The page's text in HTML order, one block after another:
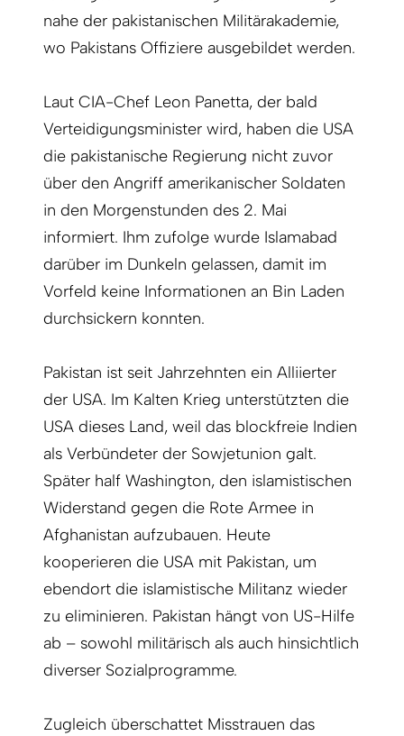
nahe der pakistanischen Militärakademie,
wo Pakis­tans Offiziere ausgebildet werden.
Laut CIA-Chef Leon Panetta, der bald
Verteidigungsminister wird, haben die USA
die pakistanische Regierung nicht zuvor
über den Angriff amerikanischer Soldaten
in den Morgenstunden des 2. Mai
informiert. Ihm zufolge wurde Islamabad
darüber im Dunkeln gelassen, damit im
Vorfeld keine Informationen an Bin Laden
durchsickern konnten.
Pakistan ist seit Jahrzehnten ein Alliierter
der USA. Im Kalten Krieg unterstützten die
USA dieses Land, weil das blockfreie Indien
als Verbündeter der Sowjetunion galt.
Später half Washington, den islamistischen
Widerstand gegen die Rote Armee in
Afghanistan aufzubauen. Heute
kooperieren die USA mit Pakistan, um
ebendort die islamistische Militanz wieder
zu eliminieren. Pakistan hängt von US-Hilfe
ab – sowohl militärisch als auch hinsichtlich
diverser Sozialprogramme.
Zugleich überschattet Misstrauen das